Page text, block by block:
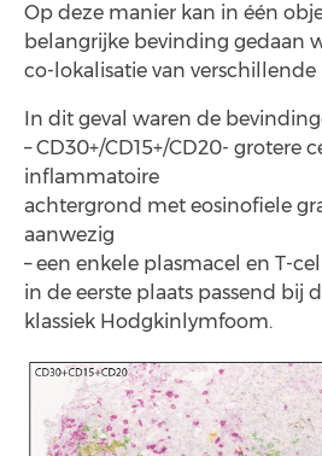
Op deze manier kan in één
belangrijke bevinding gedaan
co-lokalisatie van verschillende
In dit geval waren de
– CD30+/CD15+/CD20- grotere
inflammatoire
achtergrond met eosinofiele
aanwezig
– een enkele plasmacel en T-
in de eerste plaats passend bij
klassiek Hodgkinlymfoom.